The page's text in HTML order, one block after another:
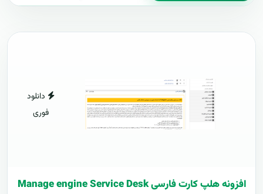
دانلود
فوری
افزونه هلپ کارت فارسی Manage engine Service Desk